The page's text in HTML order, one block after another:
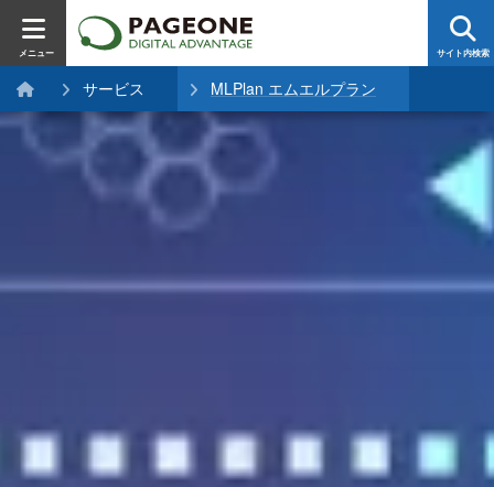
メニュー サイト内検索
サービス MLPlan エムエルプラン